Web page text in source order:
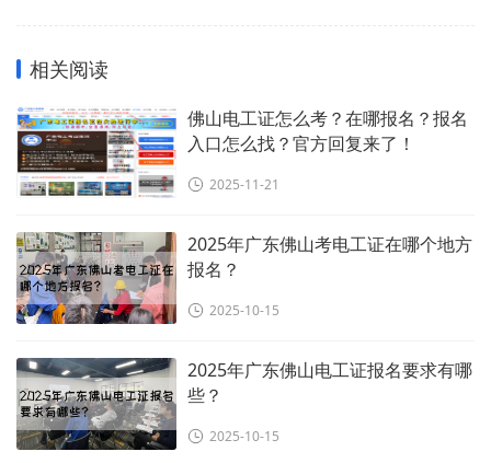
相关阅读
佛山电工证怎么考？在哪报名？报名
入口怎么找？官方回复来了！
2025-11-21
2025年广东佛山考电工证在哪个地方
报名？
2025-10-15
2025年广东佛山电工证报名要求有哪
些？
2025-10-15